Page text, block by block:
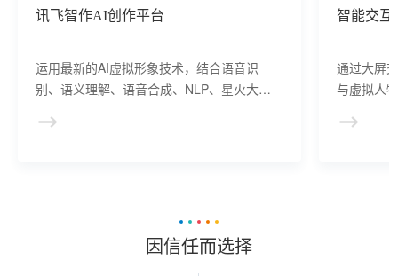
讯飞智作AI创作平台
运用最新的AI虚拟形象技术，结合语音识
别、语义理解、语音合成、NLP、星火大模
建、AI驱动、多模态交互的多场景虚拟人产
智能交互
通过大屏
与虚拟人
景，可广
因信任而选择